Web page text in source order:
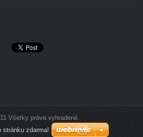
Všetky práva vyhradené.
stránku zdarma!